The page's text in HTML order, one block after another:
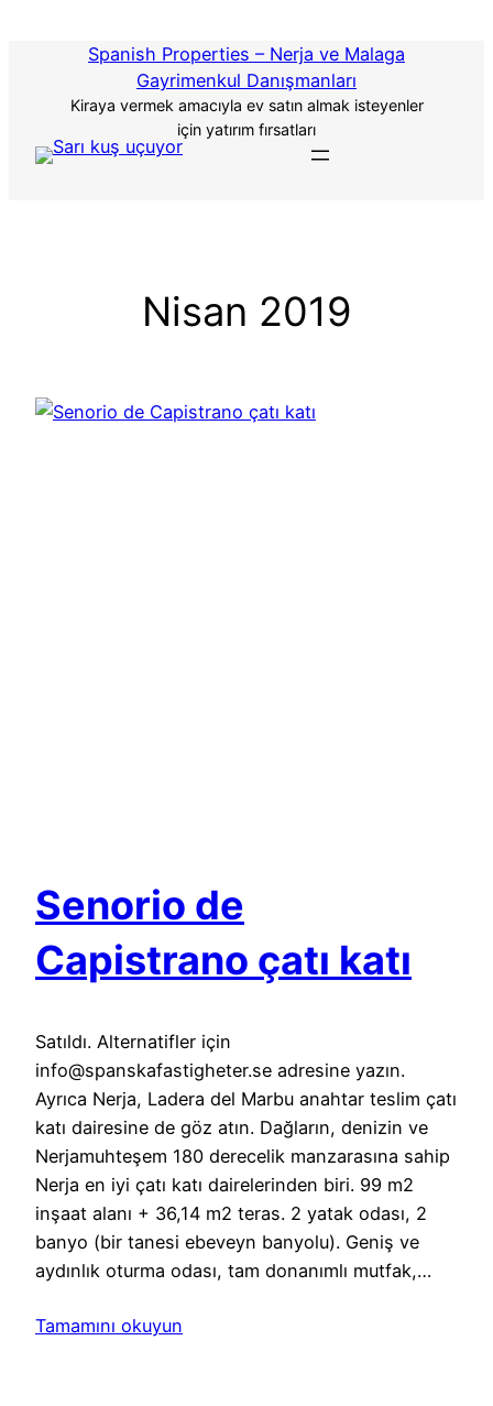
Spanish Properties – Nerja ve Malaga
Gayrimenkul Danışmanları
Kiraya vermek amacıyla ev satın almak isteyenler
için yatırım fırsatları
Nisan 2019
Senorio de
Capistrano çatı katı
Satıldı. Alternatifler için
info@spanskafastigheter.se adresine yazın.
Ayrıca Nerja, Ladera del Marbu anahtar teslim çatı
katı dairesine de göz atın. Dağların, denizin ve
Nerjamuhteşem 180 derecelik manzarasına sahip
Nerja en iyi çatı katı dairelerinden biri. 99 m2
inşaat alanı + 36,14 m2 teras. 2 yatak odası, 2
banyo (bir tanesi ebeveyn banyolu). Geniş ve
aydınlık oturma odası, tam donanımlı mutfak,…
Tamamını okuyun